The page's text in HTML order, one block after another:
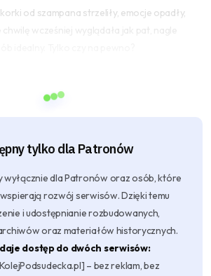
od szampana strzeliły, emocje opadły,
wcześniej wyglądała jak pat, nagle
tylko dla Patronów
wyłącznie dla Patronów oraz osób, które
rozwój serwisów. Dzięki temu
i udostępnianie rozbudowanych,
oraz materiałów historycznych.
dostęp do dwóch serwisów:
– bez reklam, bez